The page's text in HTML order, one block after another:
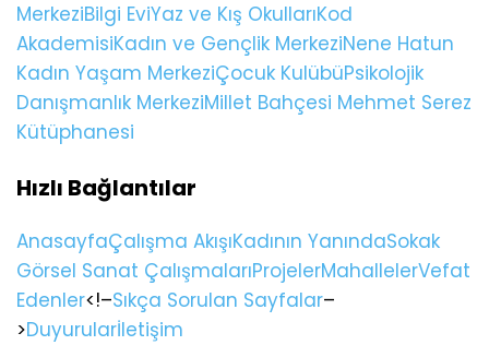
MerkeziBilgi EviYaz ve Kış OkullarıKod
AkademisiKadın ve Gençlik MerkeziNene Hatun
Kadın Yaşam MerkeziÇocuk KulübüPsikolojik
Danışmanlık MerkeziMillet Bahçesi Mehmet Serez
Kütüphanesi
Hızlı Bağlantılar
AnasayfaÇalışma AkışıKadının YanındaSokak
Görsel Sanat ÇalışmalarıProjelerMahallelerVefat
Edenler<!–Sıkça Sorulan Sayfalar–
>Duyurularİletişim